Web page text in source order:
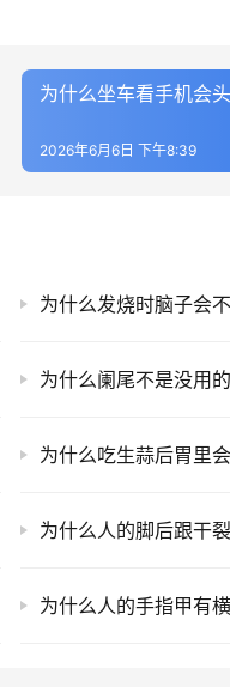
为什么坐车看手机会
2026年6月6日 下午8:39
为什么阑尾不是没用
为什么吃生蒜后胃里
为什么人的脚后跟干
为什么人的手指甲有